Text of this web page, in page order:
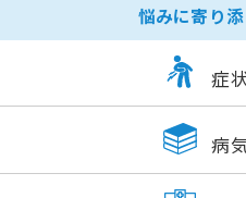
悩みに寄り
症
病